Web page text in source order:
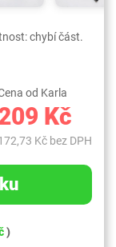
chybí část.
od Karla
Kč
Kč bez DPH
)